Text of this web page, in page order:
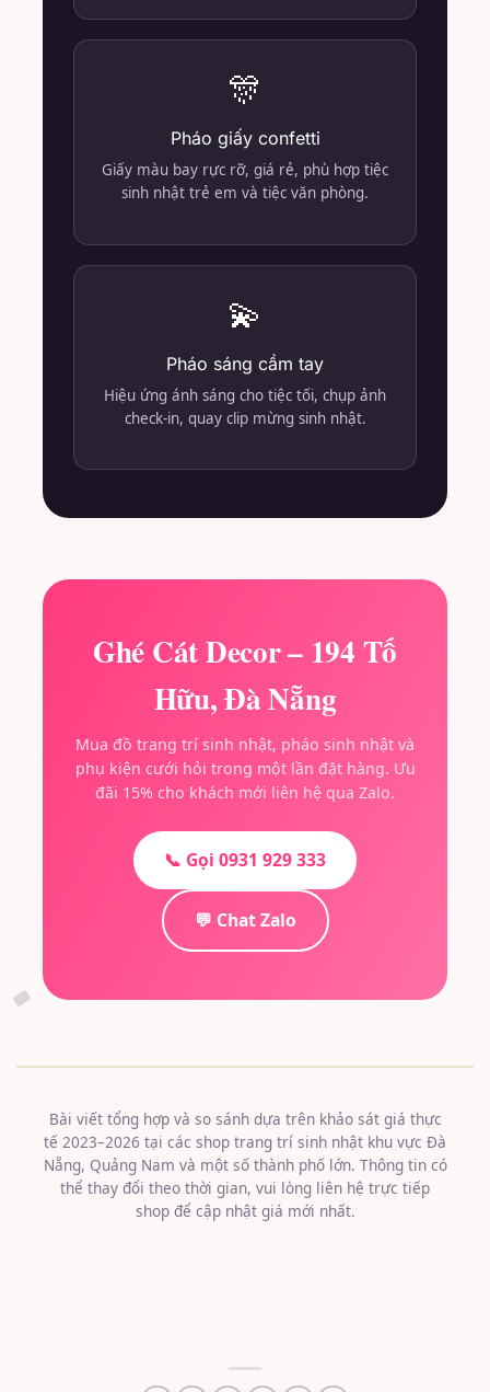
🎊
Pháo giấy confetti
Giấy màu bay rực rỡ, giá rẻ, phù hợp tiệc
sinh nhật trẻ em và tiệc văn phòng.
💫
Pháo sáng cầm tay
Hiệu ứng ánh sáng cho tiệc tối, chụp ảnh
check-in, quay clip mừng sinh nhật.
Ghé Cát Decor – 194 Tố
Hữu, Đà Nẵng
Mua đồ trang trí sinh nhật, pháo sinh nhật và
phụ kiện cưới hỏi trong một lần đặt hàng. Ưu
đãi 15% cho khách mới liên hệ qua Zalo.
📞 Gọi 0931 929 333
💬 Chat Zalo
Bài viết tổng hợp và so sánh dựa trên khảo sát giá thực
tế 2023–2026 tại các shop trang trí sinh nhật khu vực Đà
Nẵng, Quảng Nam và một số thành phố lớn. Thông tin có
thể thay đổi theo thời gian, vui lòng liên hệ trực tiếp
shop để cập nhật giá mới nhất.